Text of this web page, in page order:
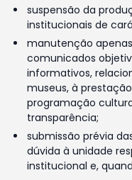
suspensão da
institucionais de
manutenção
comunicados
informativos,
museus, à
programação
transparência;
submissão prévia
dúvida à unidade
institucional e,